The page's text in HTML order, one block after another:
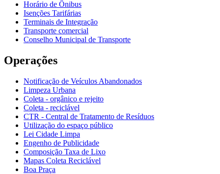
Horário de Ônibus
Isenções Tarifárias
Terminais de Integração
Transporte comercial
Conselho Municipal de Transporte
Operações
Notificação de Veículos Abandonados
Limpeza Urbana
Coleta - orgânico e rejeito
Coleta - reciclável
CTR - Central de Tratamento de Resíduos
Utilização do espaço público
Lei Cidade Limpa
Engenho de Publicidade
Composição Taxa de Lixo
Mapas Coleta Reciclável
Boa Praça